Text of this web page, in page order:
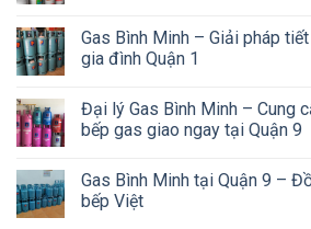
Gas Bình Minh – Giải pháp
gia đình Quận 1
Đại lý Gas Bình Minh – Cung
bếp gas giao ngay tại Quận 9
Gas Bình Minh tại Quận 9 –
bếp Việt